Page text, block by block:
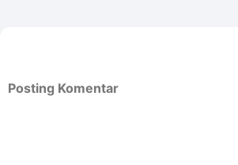
Posting Komentar